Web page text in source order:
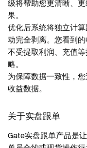
级将帮助您更清晰、
果。
优化后系统将独立计
动完全剥离。您看到
不受提取利润、充值
略。
为保障数据一致性，
收益数据。
关于实盘跟单
Gate实盘跟单产品是